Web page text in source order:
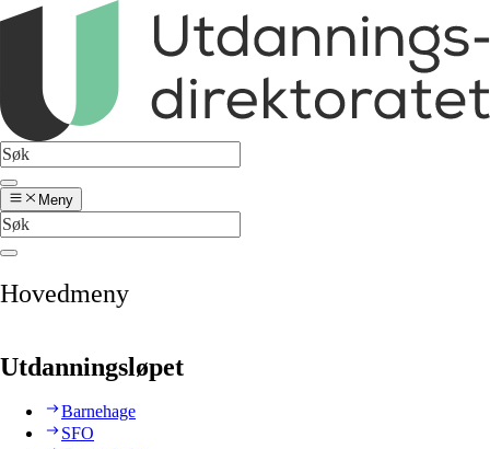
Meny
Hovedmeny
Utdanningsløpet
Barnehage
SFO